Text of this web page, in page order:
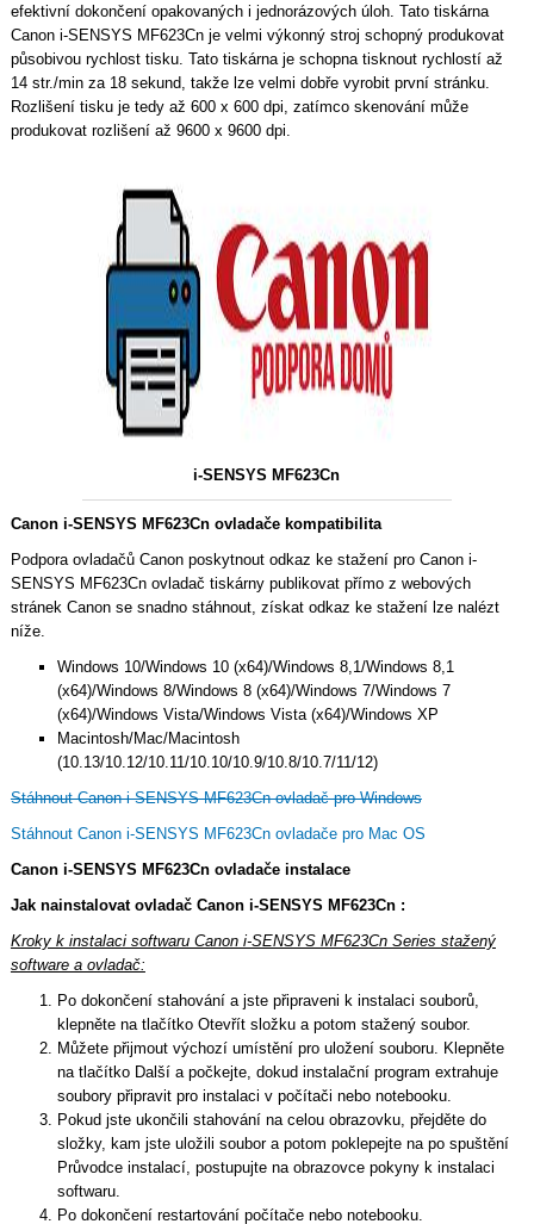
efektivní dokončení opakovaných i jednorázových úloh. Tato tiskárna
Canon i-SENSYS MF623Cn je velmi výkonný stroj schopný produkovat
působivou rychlost tisku. Tato tiskárna je schopna tisknout rychlostí až
14 str./min za 18 sekund, takže lze velmi dobře vyrobit první stránku.
Rozlišení tisku je tedy až 600 x 600 dpi, zatímco skenování může
produkovat rozlišení až 9600 x 9600 dpi.
i-SENSYS MF623Cn
Canon i-SENSYS MF623Cn ovladače kompatibilita
Podpora ovladačů Canon poskytnout odkaz ke stažení pro Canon i-
SENSYS MF623Cn ovladač tiskárny publikovat přímo z webových
stránek Canon se snadno stáhnout, získat odkaz ke stažení lze nalézt
níže.
Windows 10/Windows 10 (x64)/Windows 8,1/Windows 8,1
(x64)/Windows 8/Windows 8 (x64)/Windows 7/Windows 7
(x64)/Windows Vista/Windows Vista (x64)/Windows XP
Macintosh/Mac/Macintosh
(10.13/10.12/10.11/10.10/10.9/10.8/10.7/11/12)
Stáhnout Canon i-SENSYS MF623Cn ovladač pro Windows
Stáhnout Canon i-SENSYS MF623Cn ovladače pro Mac OS
Canon i-SENSYS MF623Cn ovladače instalace
Jak nainstalovat ovladač Canon i-SENSYS MF623Cn :
Kroky k instalaci softwaru Canon i-SENSYS MF623Cn Series stažený
software a ovladač:
Po dokončení stahování a jste připraveni k instalaci souborů,
klepněte na tlačítko Otevřít složku a potom stažený soubor.
Můžete přijmout výchozí umístění pro uložení souboru. Klepněte
na tlačítko Další a počkejte, dokud instalační program extrahuje
soubory připravit pro instalaci v počítači nebo notebooku.
Pokud jste ukončili stahování na celou obrazovku, přejděte do
složky, kam jste uložili soubor a potom poklepejte na po spuštění
Průvodce instalací, postupujte na obrazovce pokyny k instalaci
softwaru.
Po dokončení restartování počítače nebo notebooku.